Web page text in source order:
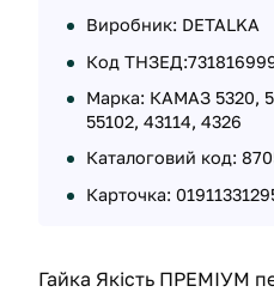
Виробник: DETALKA
Код
Марка: КАМАЗ 5320,
55102, 43114, 4326
Каталоговий код:
Карточка:
Гайка Якість ПРЕМІУМ